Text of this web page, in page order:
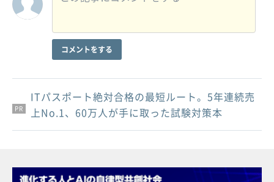
コメントをする
PR
PR
PR
ITパスポート絶対合格の最短ルート。5年連続売
上No.1、60万人が手に取った試験対策本